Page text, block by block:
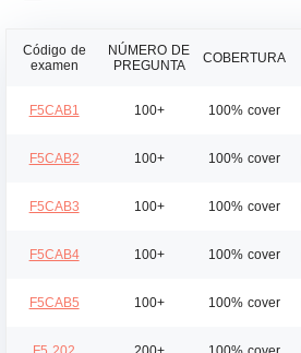
Código de
examen
NÚMERO DE
PREGUNTA
COBERTURA
F5CAB1 100+ 100% cover
F5CAB2 100+ 100% cover
F5CAB3 100+ 100% cover
F5CAB4 100+ 100% cover
F5CAB5 100+ 100% cover